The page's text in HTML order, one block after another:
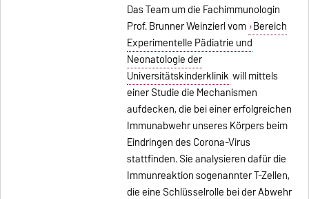
Das Team um die Fachimmunologin
Prof. Brunner Weinzierl vom Bereich
Experimentelle Pädiatrie und
Neonatologie der
Universitätskinderklinik will mittels
einer Studie die Mechanismen
aufdecken, die bei einer erfolgreichen
Immunabwehr unseres Körpers beim
Eindringen des Corona-Virus
stattfinden. Sie analysieren dafür die
Immunreaktion sogenannter T-Zellen,
die eine Schlüsselrolle bei der Abwehr